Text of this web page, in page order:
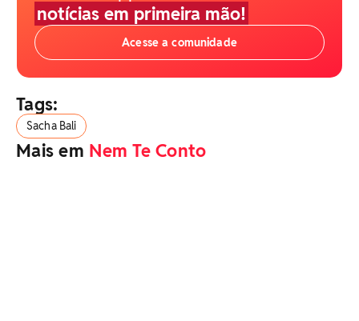
notícias em primeira mão!
Acesse a comunidade
Tags:
Sacha Bali
Mais em Nem Te Conto